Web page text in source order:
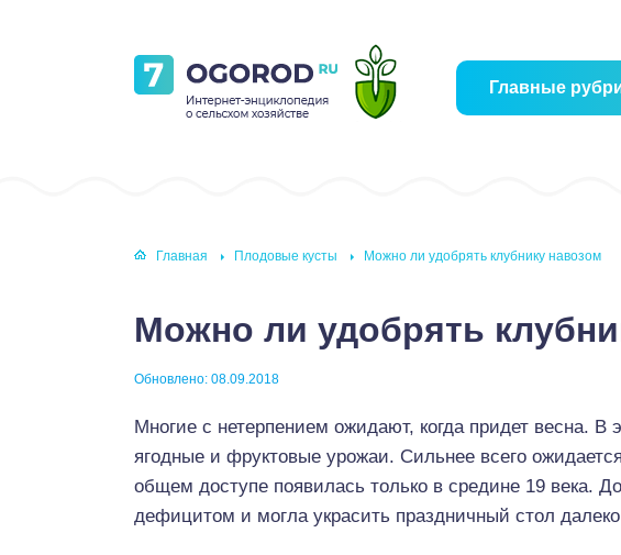
Главные
Главная Плодовые кусты Можно ли удобрять клубнику навозом
Можно ли удобрять
Обновлено: 08.09.2018
Многие с нетерпением ожидают, когда придет весна. В
ягодные и фруктовые урожаи. Сильнее всего
общем доступе появилась только в средине 19 века.
дефицитом и могла украсить праздничный стол